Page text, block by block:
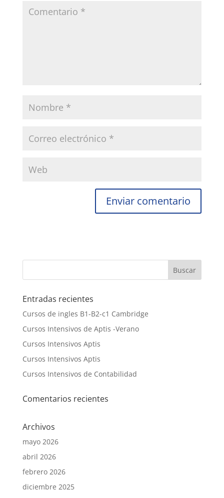
Entradas recientes
Cursos de ingles B1-B2-c1 Cambridge
Cursos Intensivos de Aptis -Verano
Cursos Intensivos Aptis
Cursos Intensivos Aptis
Cursos Intensivos de Contabilidad
Comentarios recientes
Archivos
mayo 2026
abril 2026
febrero 2026
diciembre 2025